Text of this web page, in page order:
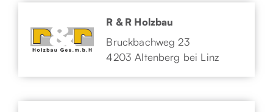
R & R Holzbau
Bruckbachweg 23
4203 Altenberg bei Linz